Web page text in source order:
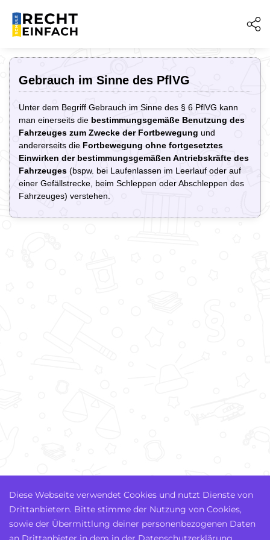
Gebrauch im Sinne des PflVG
Unter dem Begriff Gebrauch im Sinne des § 6 PflVG kann
man einerseits die bestimmungsgemäße Benutzung des
Fahrzeuges zum Zwecke der Fortbewegung und
andererseits die Fortbewegung ohne fortgesetztes
Einwirken der bestimmungsgemäßen Antriebskräfte des
Fahrzeuges (bspw. bei Laufenlassen im Leerlauf oder auf
einer Gefällstrecke, beim Schleppen oder Abschleppen des
Fahrzeuges) verstehen.
Diese Webseite verwendet Cookies und nutzt Dienste von
Drittanbietern. Bitte stimme der Nutzung von Cookies,
sowie der Übermittlung deiner personenbezogenen Daten